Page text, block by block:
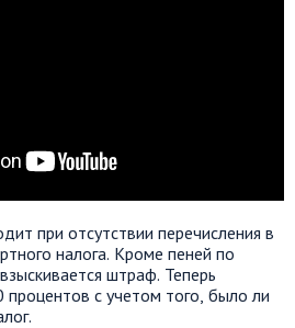
при отсутствии перечисления в
налога. Кроме пеней по
штраф. Теперь
с учетом того, было ли